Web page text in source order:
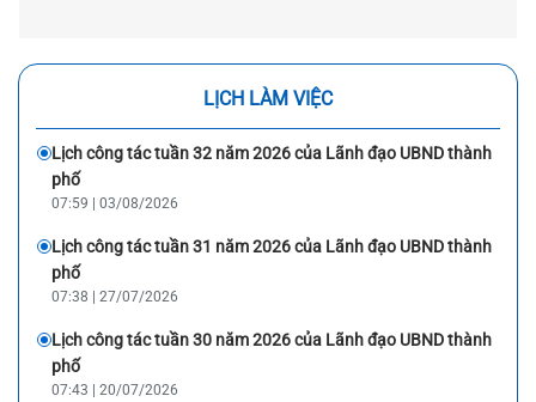
LỊCH LÀM VIỆC
Lịch công tác tuần 32 năm 2026 của Lãnh đạo UBND thành
phố
07:59 | 03/08/2026
Lịch công tác tuần 31 năm 2026 của Lãnh đạo UBND thành
phố
07:38 | 27/07/2026
Lịch công tác tuần 30 năm 2026 của Lãnh đạo UBND thành
phố
07:43 | 20/07/2026